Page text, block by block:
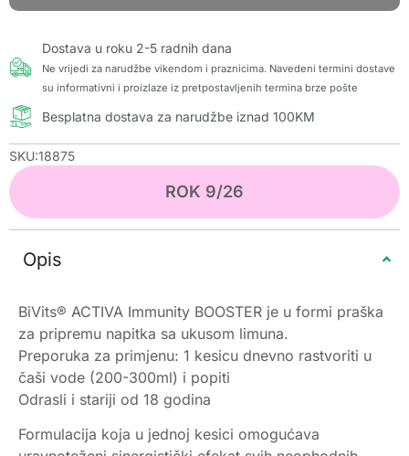
Dostava u roku 2-5 radnih dana
Ne vrijedi za narudžbe vikendom i praznicima. Navedeni termini dostave
su informativni i proizlaze iz pretpostavljenih termina brze pošte
Besplatna dostava za narudžbe iznad 100KM
SKU:18875
ROK 9/26
Opis
BiVits® ACTIVA Immunity BOOSTER je u formi praška
za pripremu napitka sa ukusom limuna.
Preporuka za primjenu: 1 kesicu dnevno rastvoriti u
čaši vode (200-300ml) i popiti
Odrasli i stariji od 18 godina
Formulacija koja u jednoj kesici omogućava